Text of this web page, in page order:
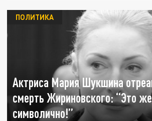
Актриса Мария Шукшина
смерть Жириновского: “Это
символично!”
ПОЛИТИКА